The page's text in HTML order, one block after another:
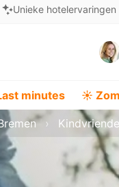
Unieke hotelervaringen
minutes ☀️